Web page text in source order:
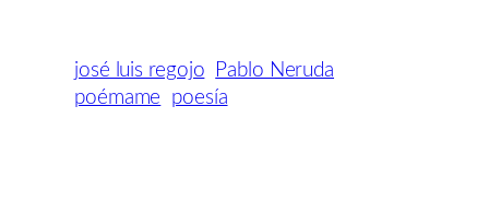
josé luis regojo
Pablo Neruda
poémame
poesía